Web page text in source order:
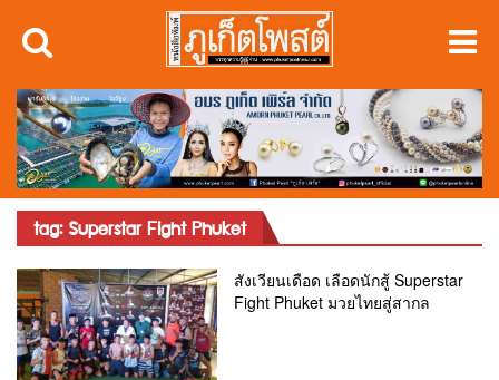
tag: Superstar Fight Phuket
สังเวียนเดือด เลือดนักสู้ Superstar
Fight Phuket มวยไทยสู่สากล